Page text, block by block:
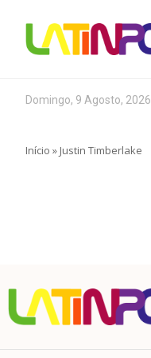
Domingo, 9 Agosto, 2026
Início » Justin Timberlake